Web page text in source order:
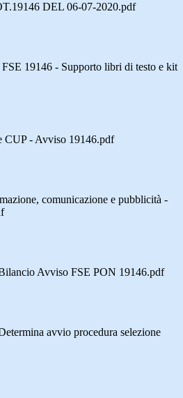
DEL 06-07-2020.pdf
19146 - Supporto libri di testo e kit
CUP - Avviso 19146.pdf
comunicazione e pubblicità -
Avviso FSE PON 19146.pdf
avvio procedura selezione